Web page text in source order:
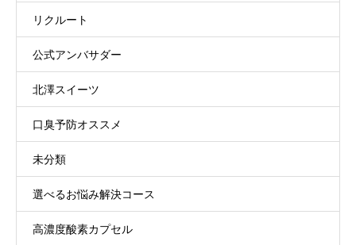
リクルート
公式アンバサダー
北澤スイーツ
口臭予防オススメ
未分類
選べるお悩み解決コース
高濃度酸素カプセル